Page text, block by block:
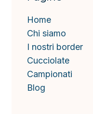
Home
Chi siamo
I nostri border
Cucciolate
Campionati
Blog